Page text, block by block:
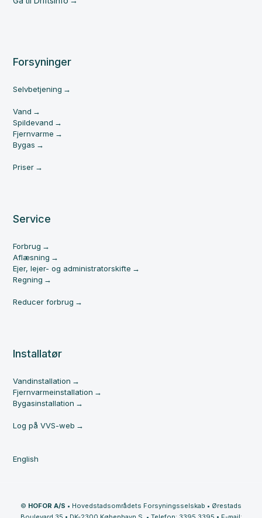
Forsyninger
Selvbetjening
Vand
Spildevand
Fjernvarme
Bygas
Priser
Service
Forbrug
Aflæsning
Ejer, lejer- og administratorskifte
Regning
Reducer forbrug
Installatør
Vandinstallation
Fjernvarmeinstallation
Bygasinstallation
Log på VVS-web
English
© HOFOR A/S • Hovedstadsområdets Forsyningsselskab • Ørestads